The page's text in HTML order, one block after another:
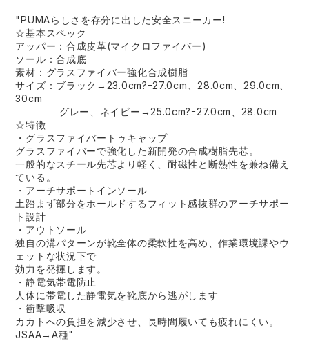
"PUMAらしさを存分に出した安全スニーカー!
☆基本スペック
アッパー：合成皮革(マイクロファイバー)
ソール：合成底
素材：グラスファイバー強化合成樹脂
サイズ：ブラック→23.0cm?ｰ27.0cm、28.0cm、29.0cm、
30cm
グレー、ネイビー→25.0cm?ｰ27.0cm、28.0cm
☆特徴
・グラスファイバートゥキャップ
グラスファイバーで強化した新開発の合成樹脂先芯。
一般的なスチール先芯より軽く、耐磁性と断熱性を兼ね備え
ている。
・アーチサポートインソール
土踏まず部分をホールドするフィット感抜群のアーチサポー
ト設計
・アウトソール
独自の溝パターンが靴全体の柔軟性を高め、作業環境課やウ
ェットな状況下で
効力を発揮します。
・静電気帯電防止
人体に帯電した静電気を靴底から逃がします
・衝撃吸収
カカトへの負担を減少させ、長時間履いても疲れにくい。
JSAA→A種"